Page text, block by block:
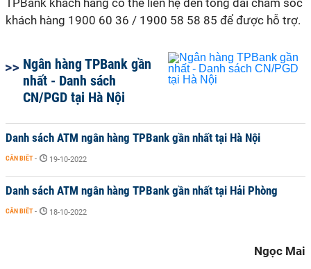
TPBank khách hàng có thể liên hệ đến tổng đài chăm sóc
khách hàng 1900 60 36 / 1900 58 58 85 để được hỗ trợ.
Ngân hàng TPBank gần
nhất - Danh sách
CN/PGD tại Hà Nội
Danh sách ATM ngân hàng TPBank gần nhất tại Hà Nội
CẦN BIẾT - 19-10-2022
Danh sách ATM ngân hàng TPBank gần nhất tại Hải Phòng
CẦN BIẾT - 18-10-2022
Ngọc Mai